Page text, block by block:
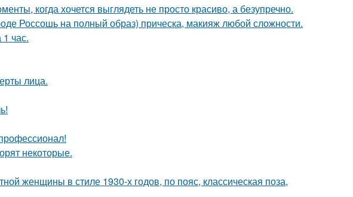
когда хочется выглядеть не просто красиво, а безупречно.
Россошь на полный образ) прическа, макияж любой сложности.
час.
лица.
некоторые.
женщины в стиле 1930-х годов, по пояс, классическая поза,